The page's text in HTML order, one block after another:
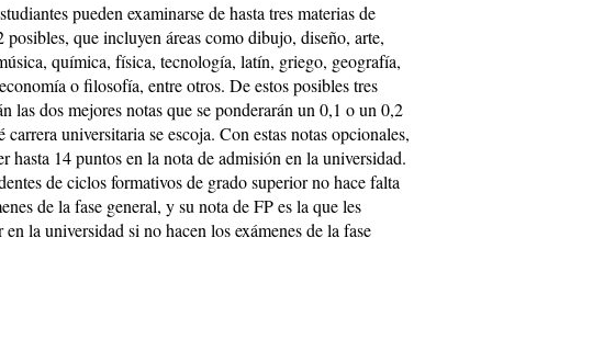
pueden examinarse de hasta tres materias de
posibles, que incluyen áreas como dibujo, diseño, arte,
química, física, tecnología, latín, griego, geografía,
o filosofía, entre otros. De estos posibles tres
las dos mejores notas que se ponderarán un 0,1 o un 0,2
carrera universitaria se escoja. Con estas notas opcionales,
hasta 14 puntos en la nota de admisión en la universidad.
de ciclos formativos de grado superior no hace falta
de la fase general, y su nota de FP es la que les
en la universidad si no hacen los exámenes de la fase